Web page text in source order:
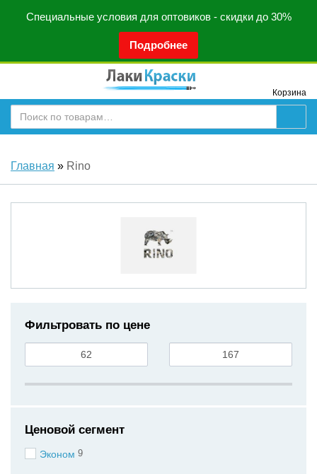
Специальные условия для оптовиков - скидки до 30%
Подробнее
Корзина
Главная » Rino
Фильтровать по цене
Ценовой сегмент
Эконом 9